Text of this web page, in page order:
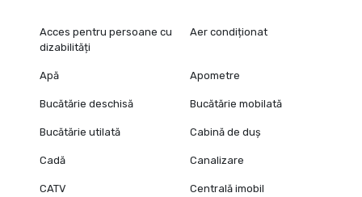
Acces pentru persoane cu
dizabilități
Aer condiționat
Apă Apometre
Bucătărie deschisă Bucătărie mobilată
Bucătărie utilată Cabină de duș
Cadă Canalizare
CATV Centrală imobil